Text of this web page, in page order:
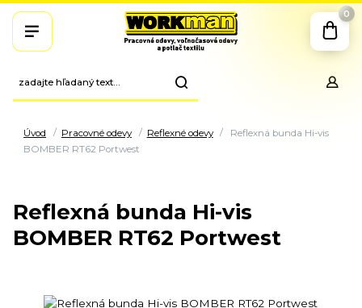
0
Úvod Pracovné odevy Reflexné odevy
Reflexná bunda Hi-vis
BOMBER RT62 Portwest
Reflexná bunda Hi-vis
BOMBER RT62 Portwest